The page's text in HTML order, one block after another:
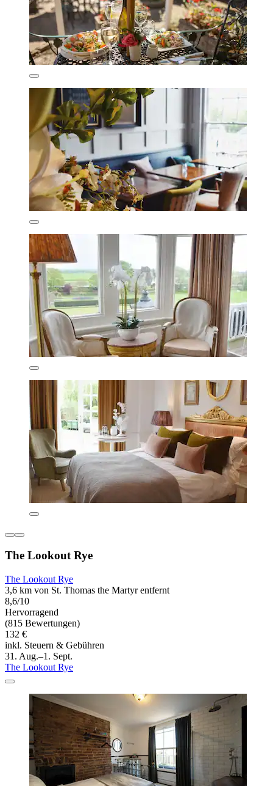
The Lookout Rye
The Lookout Rye
3,6 km von St. Thomas the Martyr entfernt
8,6/10
Hervorragend
(815 Bewertungen)
132 €
inkl. Steuern & Gebühren
31. Aug.–1. Sept.
The Lookout Rye